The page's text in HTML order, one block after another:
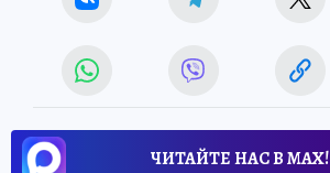
ЧИТАЙТЕ НАС В МАХ!